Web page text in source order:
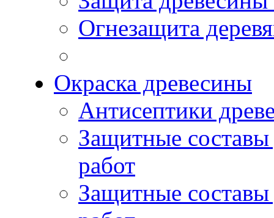
Огнезащита
Окраска древесины
Антисептики
Защитные
работ
Защитные